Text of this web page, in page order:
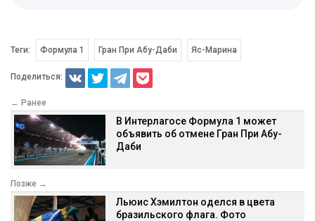
Теги: Формула 1 Гран При Абу-Даби Яс-Марина
Поделиться:
← Ранее
В Интерлагосе Формула 1 может
объявить об отмене Гран При Абу-
Даби
Позже →
Льюис Хэмилтон оделся в цвета
бразильского флага. Фото